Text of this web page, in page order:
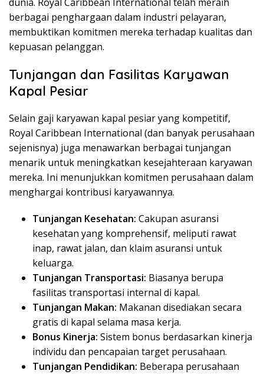
berbagai penghargaan dalam industri pelayaran,
membuktikan komitmen mereka terhadap kualitas dan
kepuasan pelanggan.
Tunjangan dan Fasilitas Karyawan
Kapal Pesiar
Selain gaji karyawan kapal pesiar yang kompetitif,
Royal Caribbean International (dan banyak perusahaan
sejenisnya) juga menawarkan berbagai tunjangan
menarik untuk meningkatkan kesejahteraan karyawan
mereka. Ini menunjukkan komitmen perusahaan dalam
menghargai kontribusi karyawannya.
Tunjangan Kesehatan: Cakupan asuransi
kesehatan yang komprehensif, meliputi rawat
inap, rawat jalan, dan klaim asuransi untuk
keluarga.
Tunjangan Transportasi: Biasanya berupa
fasilitas transportasi internal di kapal.
Tunjangan Makan: Makanan disediakan secara
gratis di kapal selama masa kerja.
Bonus Kinerja: Sistem bonus berdasarkan kinerja
individu dan pencapaian target perusahaan.
Tunjangan Pendidikan: Beberapa perusahaan